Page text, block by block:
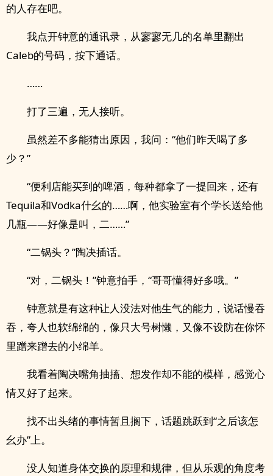
的人存在吧。
我点开钟意的通讯录，从寥寥无几的名单里翻出
Caleb的号码，按下通话。
……
打了三遍，无人接听。
虽然差不多能猜出原因，我问：“他们昨天喝了多
少？”
“便利店能买到的啤酒，每种都拿了一提回来，还有
Tequila和Vodka什幺的……啊，他实验室有个学长送给他
几瓶——好像是叫，二……”
“二锅头？”陶决插话。
“对，二锅头！”钟意拍手，“哥哥懂得好多哦。”
钟意就是有这种让人没法对他生气的能力，说话慢吞
吞，夸人也软绵绵的，像只大号树懒，又像不设防在你怀
里蹭来蹭去的小绵羊。
我看着陶决嘴角抽搐、想发作却不能的模样，感觉心
情又好了起来。
找不出头绪的事情暂且搁下，话题跳跃到“之后该怎
幺办”上。
没人知道身体交换的原理和规律，但从乐观的角度考